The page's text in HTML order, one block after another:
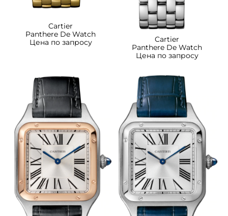
Cartier
Panthere De Watch
Цена по запросу
Cartier
Panthere De Watch
Цена по запросу